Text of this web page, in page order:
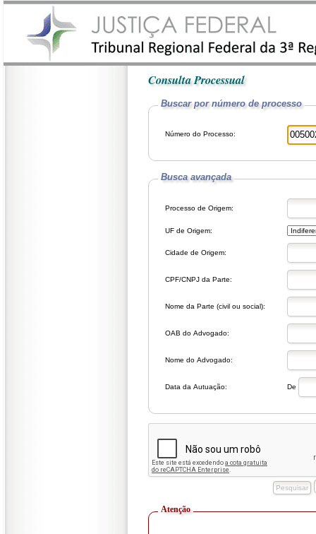
Consulta Processual
Buscar por número de processo
Número do Processo:
Busca avançada
Processo de Origem:
UF de Origem:
Cidade de Origem:
CPF/CNPJ da Parte:
Nome da Parte (civil ou social):
OAB do Advogado:
Nome do Advogado:
Data da Autuação: De
Atenção